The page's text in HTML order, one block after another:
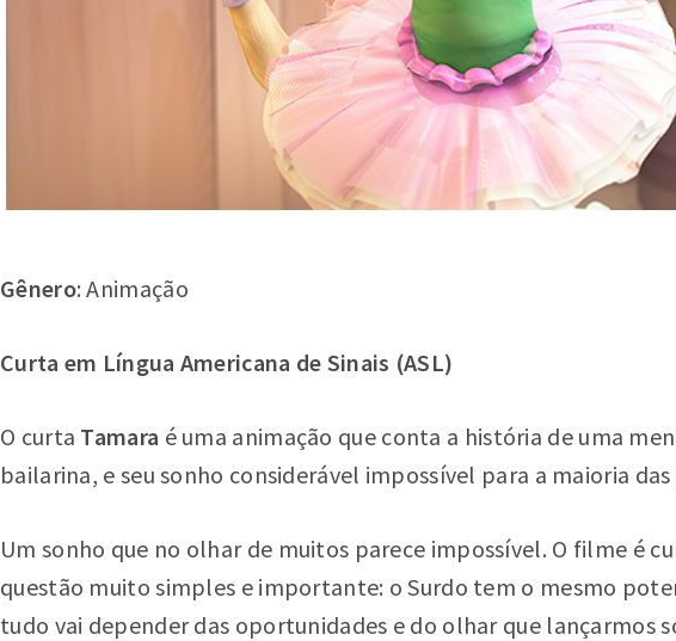
Gênero: Animação
Curta em Língua Americana de Sinais (ASL)
O curta Tamara é uma animação que conta a história de uma
bailarina, e seu sonho considerável impossível para a maioria das
Um sonho que no olhar de muitos parece impossível. O filme é
questão muito simples e importante: o Surdo tem o mesmo
tudo vai depender das oportunidades e do olhar que lançarmos